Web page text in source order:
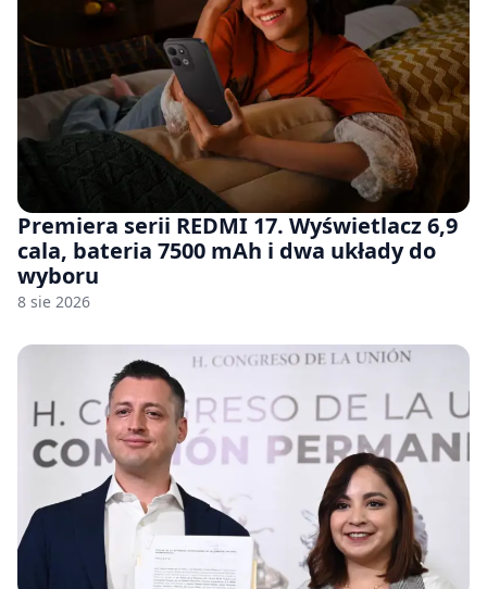
Premiera serii REDMI 17. Wyświetlacz 6,9
cala, bateria 7500 mAh i dwa układy do
wyboru
8 sie 2026